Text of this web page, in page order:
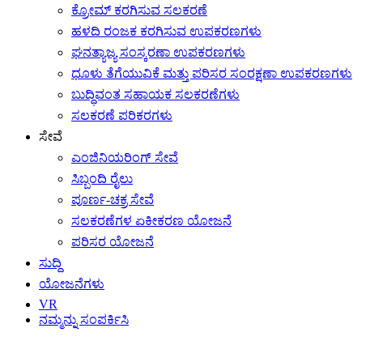
ಕ್ರೋಮ್ ಕರಗಿಸುವ ಸಲಕರಣೆ
ಹಳದಿ ರಂಜಕ ಕರಗಿಸುವ ಉಪಕರಣಗಳು
ಘನತ್ಯಾಜ್ಯ ಸಂಸ್ಕರಣಾ ಉಪಕರಣಗಳು
ಧೂಳು ತೆಗೆಯುವಿಕೆ ಮತ್ತು ಪರಿಸರ ಸಂರಕ್ಷಣಾ ಉಪಕರಣಗಳು
ಬುದ್ಧಿವಂತ ಸಹಾಯಕ ಸಲಕರಣೆಗಳು
ಸಲಕರಣೆ ಪರಿಕರಗಳು
ಸೇವೆ
ಎಂಜಿನಿಯರಿಂಗ್ ಸೇವೆ
ಸಿಬ್ಬಂದಿ ರೈಲು
ಪೂರ್ಣ-ಚಕ್ರ ಸೇವೆ
ಸಲಕರಣೆಗಳ ಏಕೀಕರಣ ಯೋಜನೆ
ಪರಿಸರ ಯೋಜನೆ
ಸುದ್ದಿ
ಯೋಜನೆಗಳು
VR
ನಮ್ಮನ್ನು ಸಂಪರ್ಕಿಸಿ